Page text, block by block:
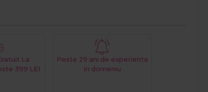
La
399 LEI
Peste 29 ani de experienta
in domeniu